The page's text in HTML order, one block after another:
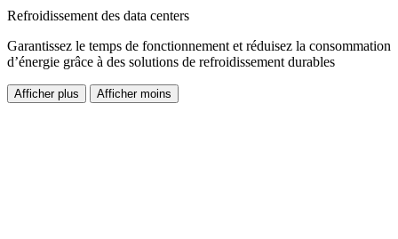
Refroidissement des data centers
Garantissez le temps de fonctionnement et réduisez la consommation
d’énergie grâce à des solutions de refroidissement durables
Afficher plus Afficher moins